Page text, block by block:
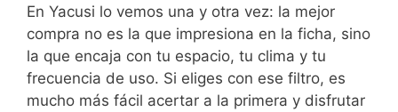
En Yacusi lo vemos una y otra vez: la mejor
compra no es la que impresiona en la ficha, sino
la que encaja con tu espacio, tu clima y tu
frecuencia de uso. Si eliges con ese filtro, es
mucho más fácil acertar a la primera y disfrutar